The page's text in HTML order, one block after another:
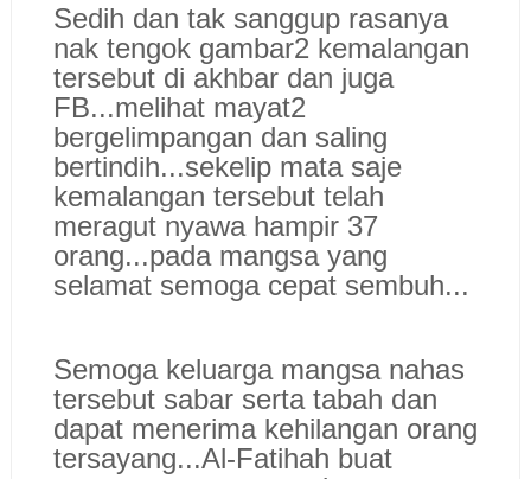
Sedih dan tak sanggup rasanya
nak tengok gambar2 kemalangan
tersebut di akhbar dan juga
FB...melihat mayat2
bergelimpangan dan saling
bertindih...sekelip mata saje
kemalangan tersebut telah
meragut nyawa hampir 37
orang...pada mangsa yang
selamat semoga cepat sembuh...
Semoga keluarga mangsa nahas
tersebut sabar serta tabah dan
dapat menerima kehilangan orang
tersayang...Al-Fatihah buat